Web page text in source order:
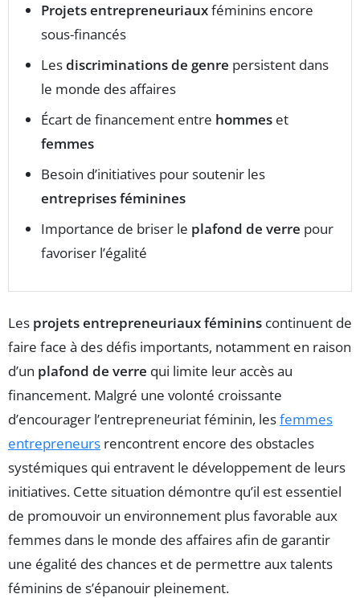
Projets entrepreneuriauxféminins encore
sous-financés
Lesdiscriminations de genre persistent dans
le monde des affaires
Écart de financement entre hommes et
femmes
Besoin d’initiatives pour soutenir les
entreprises féminines
Importance de briser le plafond de verre pour
favoriser l’égalité
Les projets entrepreneuriaux féminins continuent de
faire face à des défis importants, notamment en raison
d’un plafond de verre qui limite leur accès au
financement. Malgré une volonté croissante
d’encourager l’entrepreneuriat féminin, lesfemmes
entrepreneurs rencontrent encore des obstacles
systémiques qui entravent le développement de leurs
initiatives. Cette situation démontre qu’il est essentiel
de promouvoir un environnement plus favorable aux
femmes dans le monde des affaires afin de garantir
une égalité des chances et de permettre aux talents
féminins de s’épanouir pleinement.